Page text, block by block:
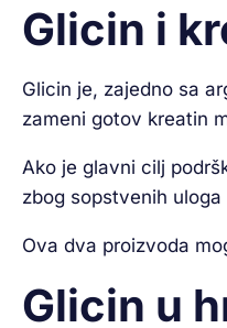
Glicin i
Glicin je, zajedno sa
zameni gotov kreatin
Ako je glavni cilj
zbog sopstvenih
Ova dva proizvoda
Glicin u